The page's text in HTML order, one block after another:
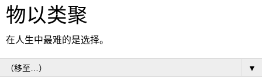
物以类聚
在人生中最难的是选择。
▼